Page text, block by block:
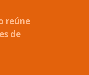
reúne
de